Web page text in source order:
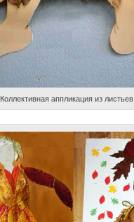
Коллективная аппликация из листьев